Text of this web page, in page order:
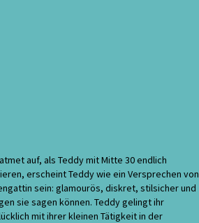
auf, als Teddy mit Mitte 30 endlich
erscheint Teddy wie ein Versprechen von
sein: glamourös, diskret, stilsicher und
sie sagen können. Teddy gelingt ihr
mit ihrer kleinen Tätigkeit in der